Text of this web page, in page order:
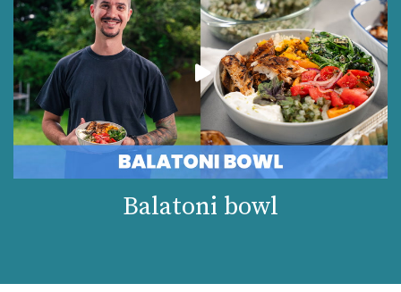
Balatoni bowl